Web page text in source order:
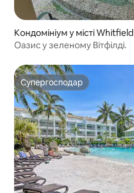
Кондомініум у місті Whitfield
Оазис у зеленому Вітфілді.
Супергосподар
Супергосподар